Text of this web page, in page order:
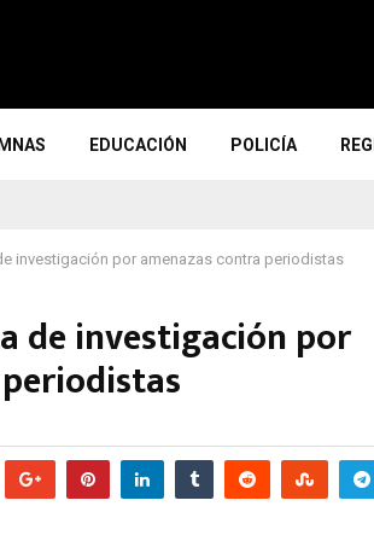
EDUCACIÓN POLICÍA
investigación por amenazas contra periodistas
de investigación por